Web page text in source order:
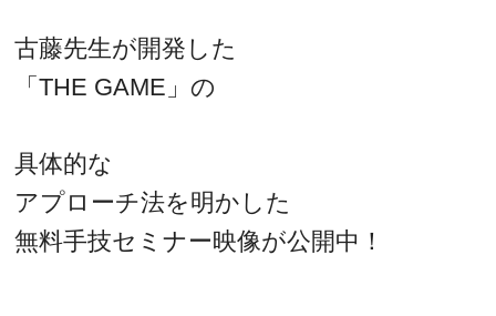
古藤先生が開発した
「THE GAME」の
具体的な
アプローチ法を明かした
無料手技セミナー映像が公開中！